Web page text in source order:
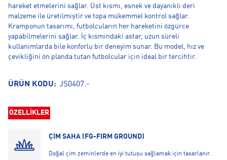
hareket etmelerini sağlar. Üst kısmı, esnek ve dayanıklı deri
malzeme ile üretilmiştir ve topa mükemmel kontrol sağlar.
Kramponun tasarımı, futbolcuların her hareketini özgürce
yapabilmelerini sağlar. İç kısmındaki astar, uzun süreli
kullanımlarda bile konforlu bir deneyim sunar. Bu model, hız ve
çevikliğini ön planda tutan futbolcular için ideal bir tercihtir.
ÜRÜN KODU: JS0407.-
ÖZELLİKLER
ÇİM SAHA (FG-FIRM GROUND)
Doğal çim zeminlerde en iyi tutuşu sağlamak için tasarlanır.